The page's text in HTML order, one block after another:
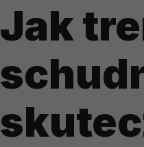
Jak